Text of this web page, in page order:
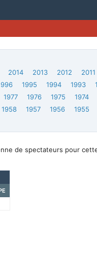
2014 2013 2012 2011
1995 1994 1993
1977 1976 1975 1974
1958 1957 1956 1955
de spectateurs pour